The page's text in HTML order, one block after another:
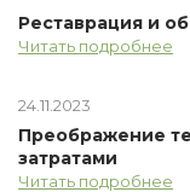
Реставрация и
Читать подробнее
24.11.2023
Преображение
затратами
Читать подробнее